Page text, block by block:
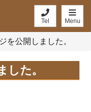
Tel Menu
を公開しました。
た。